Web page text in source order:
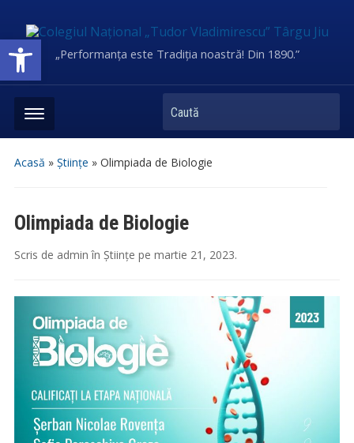
Deschide bara de unelte„Performanța este Tradiția noastră! Din 1890.”
Caută
Acasă » Științe » Olimpiada de Biologie
Olimpiada de Biologie
Scris de admin în Științe pe martie 21, 2023.